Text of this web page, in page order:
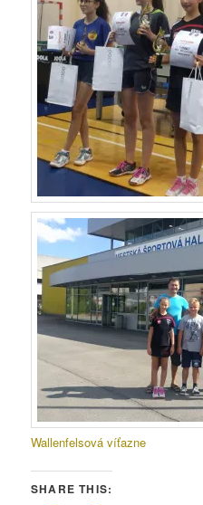
Wallenfelsová víťazne
SHARE THIS: